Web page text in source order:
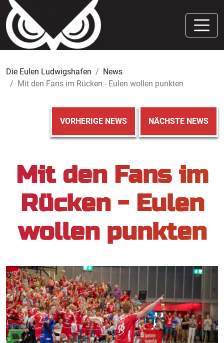
Die Eulen Ludwigshafen
News
Mit den Fans im Rücken - Eulen wollen punkten
VORHERIGE NEWS NÄCHSTE NEWS
Mit den Fans im
Rücken - Eulen
wollen punkten